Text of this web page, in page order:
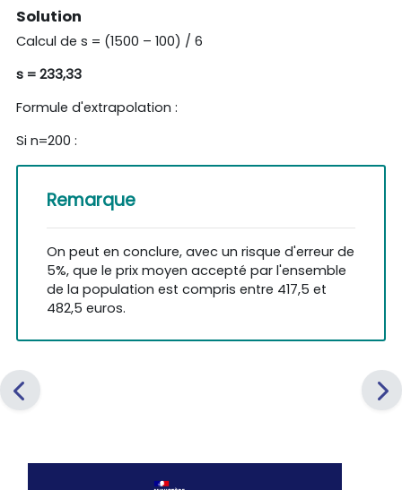
Solution
Calcul de s = (1500 – 100) / 6
s = 233,33
Formule d'extrapolation :
Si n=200 :
Remarque
On peut en conclure, avec un risque d'erreur de
5%, que le prix moyen accepté par l'ensemble
de la population est compris entre 417,5 et
482,5 euros.